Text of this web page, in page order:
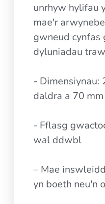
unrhyw hylifau
mae'r
gwneud cynfas
dyluniadau
- Dimensiynau:
daldra a 70
- Fflasg
wal ddwbl
– Mae
yn boeth neu'n